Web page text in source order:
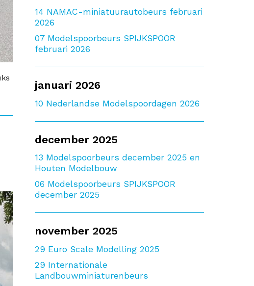
14 NAMAC-miniatuurautobeurs februari
2026
07 Modelspoorbeurs SPIJKSPOOR
februari 2026
januari 2026
10 Nederlandse Modelspoordagen 2026
december 2025
13 Modelspoorbeurs december 2025 en
Houten Modelbouw
06 Modelspoorbeurs SPIJKSPOOR
december 2025
november 2025
29 Euro Scale Modelling 2025
29 Internationale
Landbouwminiaturenbeurs